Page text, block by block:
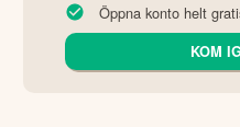
Öppna konto helt
KOM